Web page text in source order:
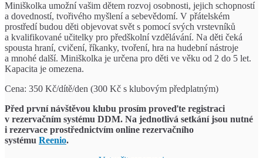
Miniškolka umožní vašim dětem rozvoj osobnosti, jejich schopností
a dovedností, tvořivého myšlení a sebevědomí. V přátelském
prostředí budou děti objevovat svět s pomocí svých vrstevníků
a kvalifikované učitelky pro předškolní vzdělávání. Na děti čeká
spousta hraní, cvičení, říkanky, tvoření, hra na hudební nástroje
a mnohé další. Miniškolka je určena pro děti ve věku od 2 do 5 let.
Kapacita je omezena.
Cena: 350 Kč/dítě/den (300 Kč s klubovým předplatným)
Před první návštěvou klubu prosím proveďte registraci
v rezervačním systému DDM. Na jednotlivá setkání jsou nutné
i rezervace prostřednictvím online rezervačního
systému Reenio.